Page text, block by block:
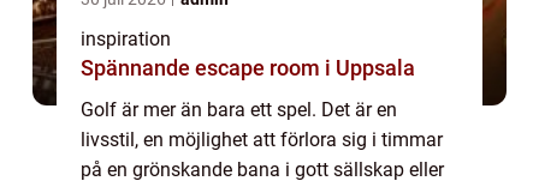
inspiration
Spännande escape room i Uppsala
Golf är mer än bara ett spel. Det är en
livsstil, en möjlighet att förlora sig i timmar
på en grönskande bana i gott sällskap eller